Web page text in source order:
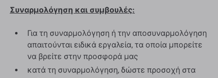
Συναρμολόγηση και συμβουλές:
Για τη συναρμολόγηση ή την αποσυναρμολόγηση
απαιτούνται ειδικά εργαλεία, τα οποία μπορείτε
να βρείτε στην προσφορά μας
κατά τη συναρμολόγηση, δώστε προσοχή στα